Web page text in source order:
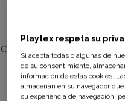
d’Habillement, le Linge de
Ce dispositif a pour objectif
remplacement des
consommateurs des
certaines réparations
Playtex respeta su
Si acepta todas o algunas de
de su consentimiento,
información de estas cookies.
almacenan en su navegador
su experiencia de navegación,